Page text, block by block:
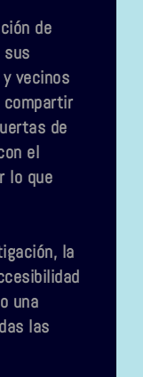
de
sus
vecinos
compartir
de
el
lo que
la
una
las